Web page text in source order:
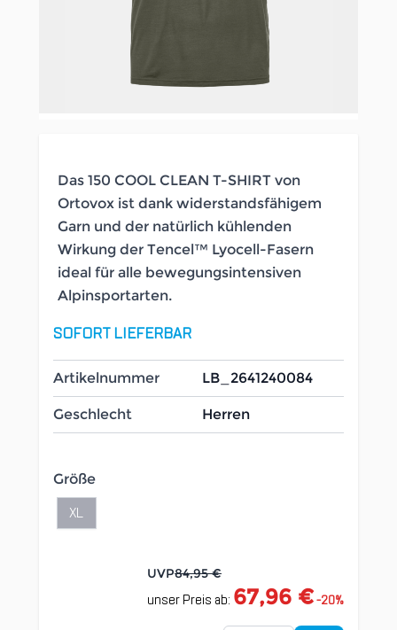
Das 150 COOL CLEAN T-SHIRT von
Ortovox ist dank widerstandsfähigem
Garn und der natürlich kühlenden
Wirkung der Tencel™ Lyocell-Fasern
ideal für alle bewegungsintensiven
Alpinsportarten.
SOFORT LIEFERBAR
Artikelnummer LB_2641240084
Geschlecht Herren
Größe
XL
UVP84,95 €
unser Preis ab: 67,96 €-20%